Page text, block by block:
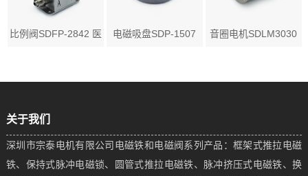
比例阀SDFP-2842 医 电磁吸盘SDP-1507 音圈电机SDLM3030
关于我们
深圳市宗泰电机有限公司电磁铁和电磁阀系列产品：框架式推拉电磁
铁、保持式脉冲电磁锁、圆管式推拉电磁铁、脉冲挤压式电磁铁、换